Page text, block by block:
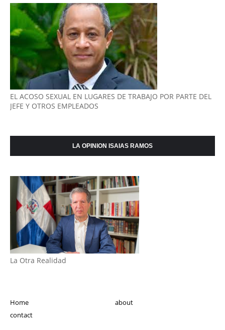
EL ACOSO SEXUAL EN LUGARES DE TRABAJO POR PARTE DEL
JEFE Y OTROS EMPLEADOS
LA OPINION ISAIAS RAMOS
La Otra Realidad
Home
about
contact